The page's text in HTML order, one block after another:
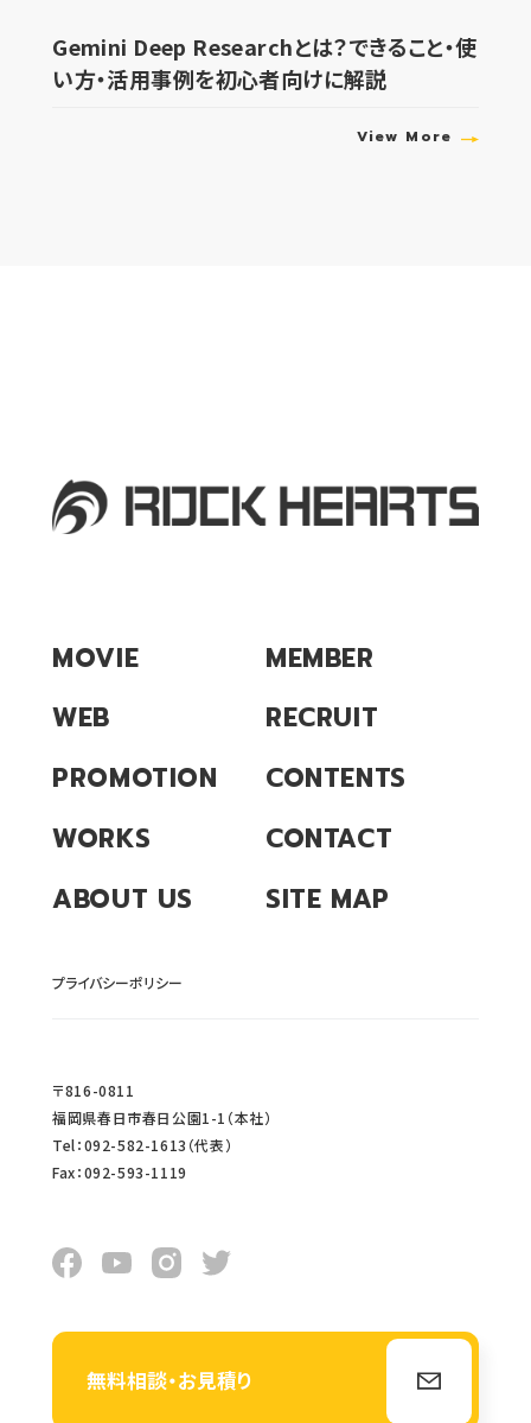
Gemini Deep Researchとは？できること・使
い方・活用事例を初心者向けに解説
View More
MOVIE
MEMBER
WEB
RECRUIT
PROMOTION
CONTENTS
WORKS
CONTACT
ABOUT US
SITE MAP
プライバシーポリシー
〒816-0811
福岡県春日市春日公園1-1（本社）
Tel：092-582-1613（代表）
Fax：092-593-1119
無料相談・お見積り